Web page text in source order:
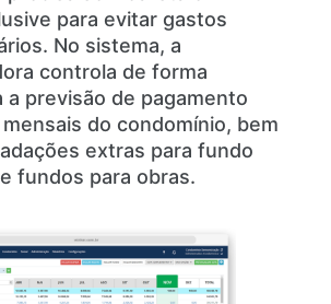
para evitar gastos
No sistema, a
controla de forma
a previsão de pagamento
do condomínio, bem
extras para fundo
fundos para obras.